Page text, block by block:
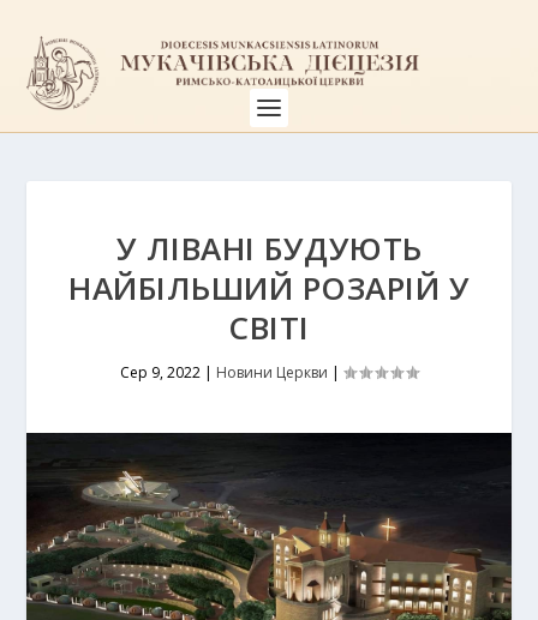
У ЛІВАНІ БУДУЮТЬ
НАЙБІЛЬШИЙ РОЗАРІЙ У
СВІТІ
Сер 9, 2022 | Новини Церкви |